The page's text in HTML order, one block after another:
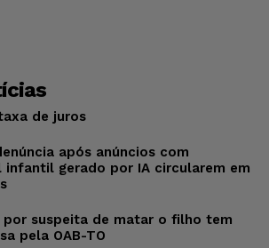
de juros
após anúncios com
infantil gerado por IA circularem em
por suspeita de matar o filho tem
pela OAB-TO